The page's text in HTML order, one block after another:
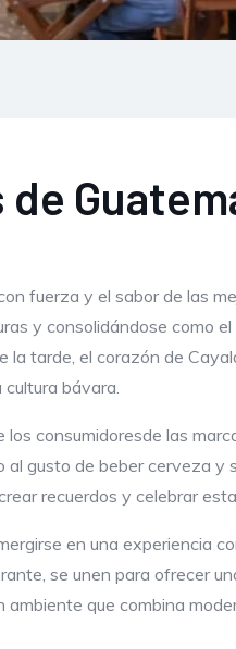
fuerza y el sabor de las
y consolidándose como el
tarde, el corazón de
bávara.
consumidoresde las
gusto de beber cerveza y
recuerdos y celebrar
en una experiencia
se unen para ofrecer
que combina